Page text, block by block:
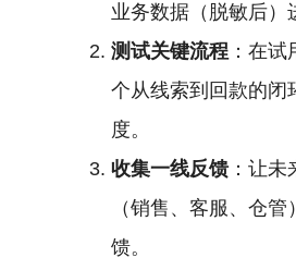
业务数据（脱敏后）
测试关键流程 ：在
个从线索到回款的闭
度。
收集一线反馈：让未
（销售、客服、仓
馈。